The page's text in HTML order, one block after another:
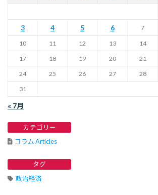
3
4 5 6 7
10 11 12 13 14
17
18 19 20 21
24
25 26 27 28
31
« 7月
カテゴリー
コラム Articles
タグ
政治経済